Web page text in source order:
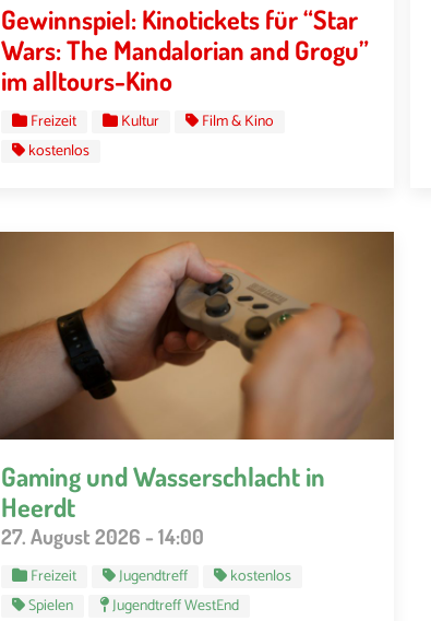
Gewinnspiel: Kinotickets für “Star
Wars: The Mandalorian and Grogu”
im alltours-Kino
Freizeit Kultur
Film & Kino
kostenlos
Gaming und Wasserschlacht in
Heerdt
27. August 2026 - 14:00
Freizeit Jugendtreff
kostenlos
Spielen
Jugendtreff WestEnd